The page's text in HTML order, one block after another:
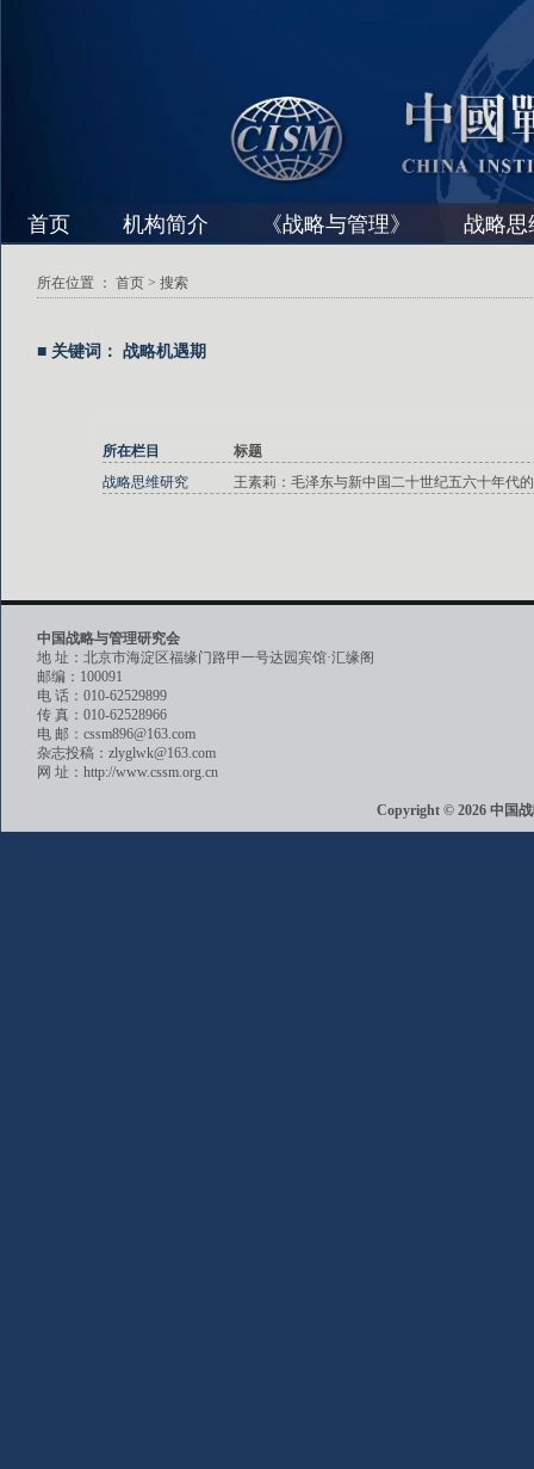
首页 机构简介 《战略与管理》 战略思
所在位置 ： 首页 > 搜索
■ 关键词： 战略机遇期
所在栏目
标题
战略思维研究
王素莉：毛泽东与新中国二十世纪五六十年代
中国战略与管理研究会
地 址：北京市海淀区福缘门路甲一号达园宾馆·汇缘阁
邮编：100091
电 话：010-62529899
传 真：010-62528966
电 邮：cssm896@163.com
杂志投稿：zlyglwk@163.com
网 址：http://www.cssm.org.cn
Copyright © 2026 中国